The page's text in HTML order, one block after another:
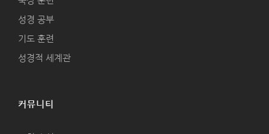
성경 공부
기도 훈련
성경적 세계관
커뮤니티